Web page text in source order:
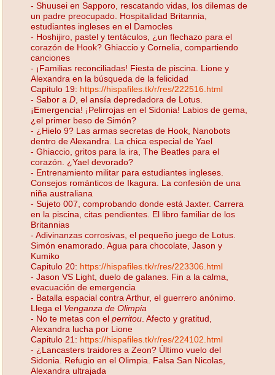
- Shuusei en Sapporo, rescatando vidas, los dilemas de
un padre preocupado. Hospitalidad Britannia,
estudiantes ingleses en el Damocles
- Hoshijiro, pastel y tentáculos, ¿un flechazo para el
corazón de Hook? Ghiaccio y Cornelia, compartiendo
canciones
- ¡Familias reconciliadas! Fiesta de piscina. Lione y
Alexandra en la búsqueda de la felicidad
Capitulo 19: https://hispafiles.tk/r/res/222516.html
- Sabor a D , el ansía depredadora de Lotus.
¡Emergencia! ¡Pelirrojas en el Sidonia! Labios de gema,
¿el primer beso de Simón?
- ¿Hielo 9? Las armas secretas de Hook, Nanobots
dentro de Alexandra. La chica especial de Yael
- Ghiaccio, gritos para la ira, The Beatles para el
corazón. ¿Yael devorado?
- Entrenamiento militar para estudiantes ingleses.
Consejos románticos de Ikagura. La confesión de una
niña australiana
- Sujeto 007, comprobando donde está Jaxter. Carrera
en la piscina, citas pendientes. El libro familiar de los
Britannias
- Adivinanzas corrosivas, el pequeño juego de Lotus.
Simón enamorado. Agua para chocolate, Jason y
Kumiko
Capitulo 20: https://hispafiles.tk/r/res/223306.html
- Jason VS Light, duelo de galanes. Fin a la calma,
evacuación de emergencia
- Batalla espacial contra Arthur, el guerrero anónimo.
Llega el Venganza de Olimpia
- No te metas con el perritou . Afecto y gratitud,
Alexandra lucha por Lione
Capitulo 21: https://hispafiles.tk/r/res/224102.html
- ¿Lancasters traidores a Zeon? Último vuelo del
Sidonia. Refugio en el Olimpia. Falsa San Nicolas,
Alexandra ultrajada